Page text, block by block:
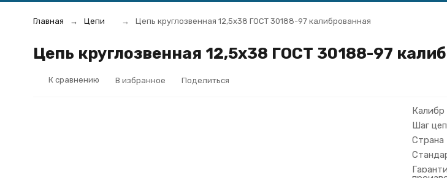
Главная Цепи Цепь круглозвенная 12,5х38 ГОСТ 30188-97 калиброванная
Цепь круглозвенная 12,5х38 ГОСТ 30188-97
К сравнению В избранное Поделиться
Калибр
Шаг
Страна